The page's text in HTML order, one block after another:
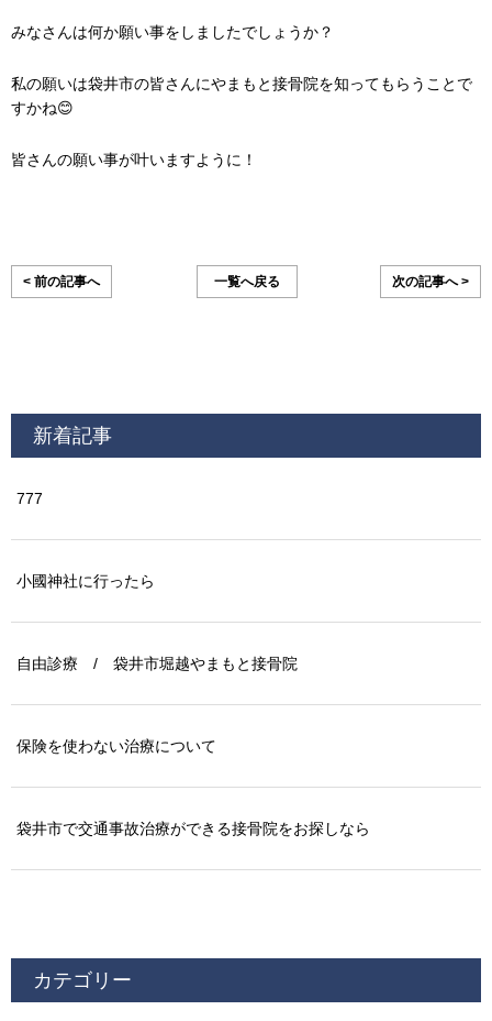
みなさんは何か願い事をしましたでしょうか？
私の願いは袋井市の皆さんにやまもと接骨院を知ってもらうことで
すかね😊
皆さんの願い事が叶いますように！
< 前の記事へ 一覧へ戻る 次の記事へ >
新着記事
777
小國神社に行ったら
自由診療 / 袋井市堀越やまもと接骨院
保険を使わない治療について
袋井市で交通事故治療ができる接骨院をお探しなら
カテゴリー